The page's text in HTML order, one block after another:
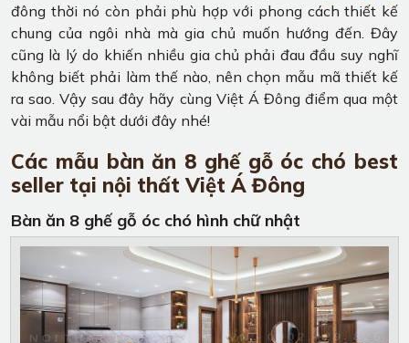
đông thời nó còn phải phù hợp với phong cách thiết kế
chung của ngôi nhà mà gia chủ muốn hướng đến. Đây
cũng là lý do khiến nhiều gia chủ phải đau đầu suy nghĩ
không biết phải làm thế nào, nên chọn mẫu mã thiết kế
ra sao. Vậy sau đây hãy cùng Việt Á Đông điểm qua một
vài mẫu nổi bật dưới đây nhé!
Các mẫu bàn ăn 8 ghế gỗ óc chó best
seller tại nội thất Việt Á Đông
Bàn ăn 8 ghế gỗ óc chó hình chữ nhật